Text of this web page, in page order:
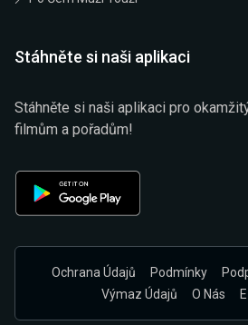
Stáhněte si naši aplikaci
Stáhněte si naši aplikaci pro
filmům a pořadům!
Ochrana Údajů Podmínky
Výmaz Údajů
O Nás